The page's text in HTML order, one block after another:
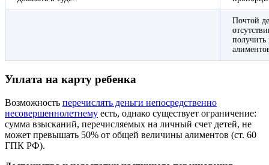
Почтой
получить
Уплата на карту ребенка
Возможность перечислять деньги непосредственно
несовершеннолетнему есть, однако существует ограничение:
сумма взысканий, перечисляемых на личный счет детей, не
может превышать 50% от общей величины алиментов (ст. 60
ГПК РФ).